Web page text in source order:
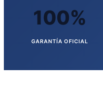
100%
GARANTÍA OFICIAL